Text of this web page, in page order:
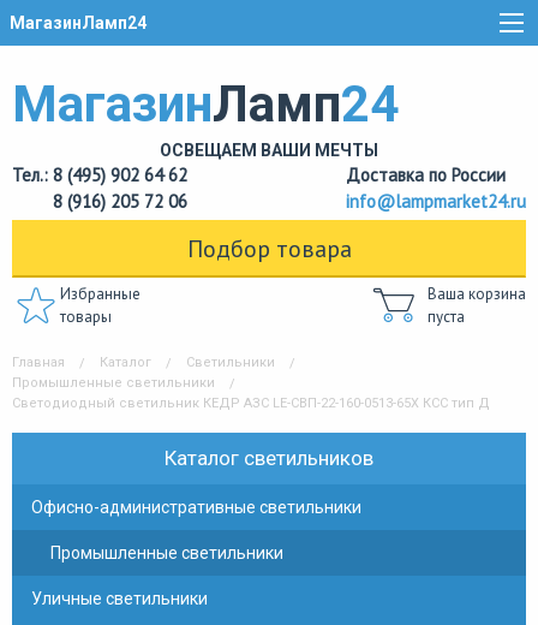
МагазинЛамп24
МагазинЛамп24
ОСВЕЩАЕМ ВАШИ МЕЧТЫ
Тел.: 8 (495) 902 64 62
8 (916) 205 72 06
Доставка по России
info@lampmarket24.ru
Подбор товара
Избранные
товары
Ваша корзина
пуста
Главная Каталог
Светильники
Промышленные светильники
Светодиодный светильник КЕДР АЗС LE-СВП-22-160-0513-65Х КСС тип Д
Каталог светильников
Офисно-административные светильники
Промышленные светильники
Уличные светильники